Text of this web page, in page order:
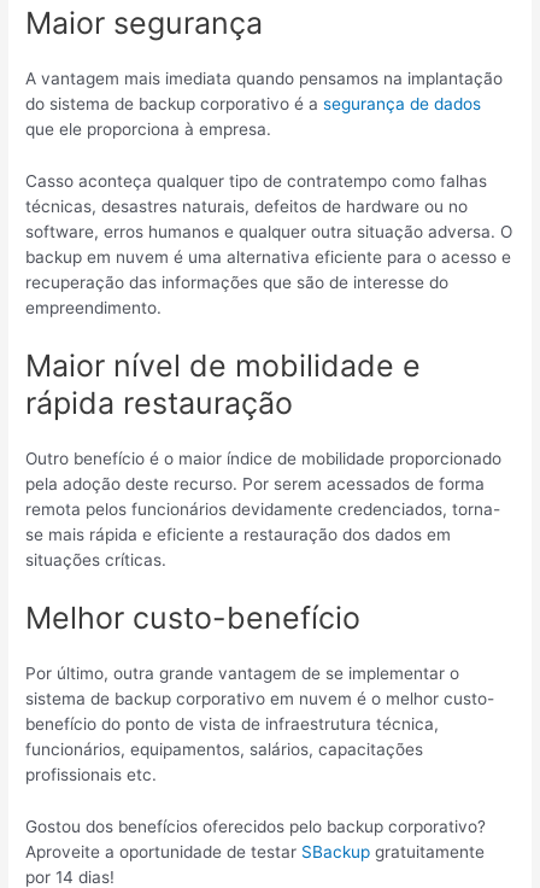
Maior segurança
A vantagem mais imediata quando pensamos na implantação
do sistema de backup corporativo é asegurança de dados
que ele proporciona à empresa.
Casso aconteça qualquer tipo de contratempo como falhas
técnicas, desastres naturais, defeitos de hardware ou no
software, erros humanos e qualquer outra situação adversa. O
backup em nuvem é uma alternativa eficiente para o acesso e
recuperação das informações que são de interesse do
empreendimento.
Maior nível de mobilidade e
rápida restauração
Outro benefício é o maior índice de mobilidade proporcionado
pela adoção deste recurso. Por serem acessados de forma
remota pelos funcionários devidamente credenciados, torna-
se mais rápida e eficiente a restauração dos dados em
situações críticas.
Melhor custo-benefício
Por último, outra grande vantagem de se implementar o
sistema de backup corporativo em nuvem é o melhor custo-
benefício do ponto de vista de infraestrutura técnica,
funcionários, equipamentos, salários, capacitações
profissionais etc.
Gostou dos benefícios oferecidos pelo backup corporativo?
Aproveite a oportunidade de testar SBackupgratuitamente
por 14 dias!